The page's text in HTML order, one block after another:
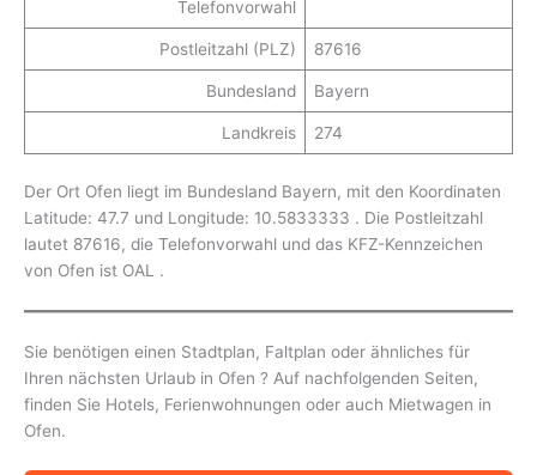
Telefonvorwahl
Postleitzahl (PLZ) 87616
Bundesland Bayern
Landkreis 274
Der Ort Ofen liegt im Bundesland Bayern, mit den Koordinaten
Latitude: 47.7 und Longitude: 10.5833333 . Die Postleitzahl
lautet 87616, die Telefonvorwahl und das KFZ-Kennzeichen
von Ofen ist OAL .
Sie benötigen einen Stadtplan, Faltplan oder ähnliches für
Ihren nächsten Urlaub in Ofen ? Auf nachfolgenden Seiten,
finden Sie Hotels, Ferienwohnungen oder auch Mietwagen in
Ofen.